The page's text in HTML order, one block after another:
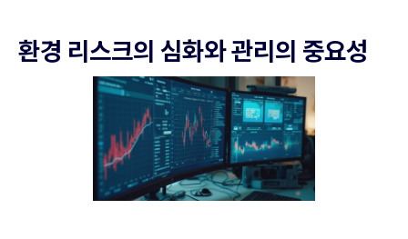
환경 리스크의 심화와 관리의 중요성